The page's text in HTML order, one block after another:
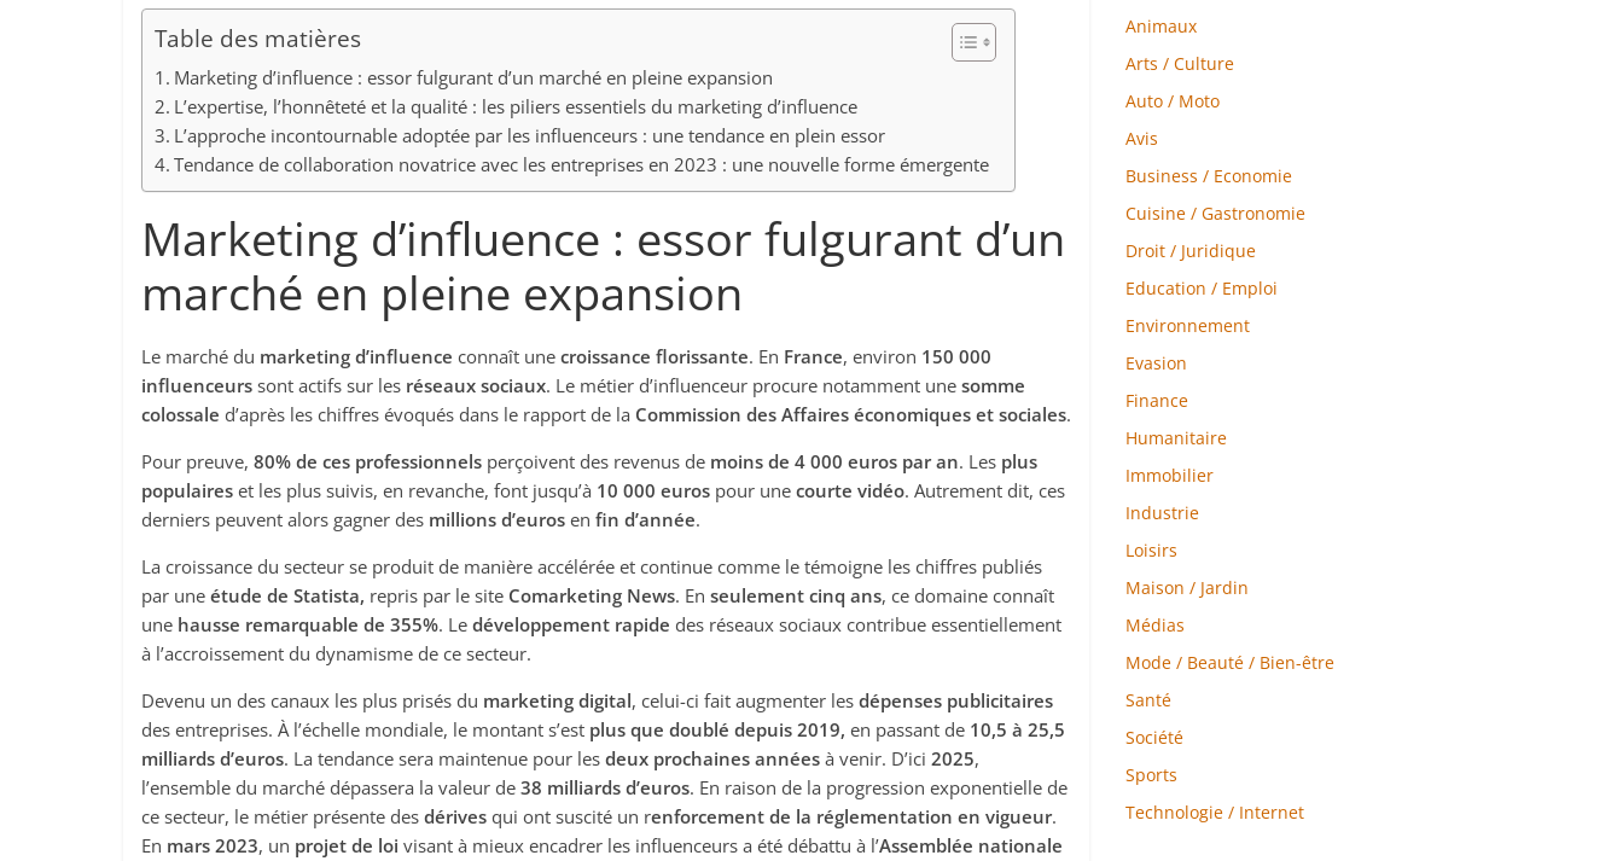
Table des matières
Marketing d’influence : essor fulgurant d’un marché en pleine expansion
L’expertise, l’honnêteté et la qualité : les piliers essentiels du marketing d’influence
L’approche incontournable adoptée par les influenceurs : une tendance en plein essor
Tendance de collaboration novatrice avec les entreprises en 2023 : une nouvelle forme émergente
Marketing d’influence : essor fulgurant d’un
marché en pleine expansion
Le marché du marketing d’influence connaît une croissance florissante. En France, environ 150 000
influenceurs sont actifs sur les réseaux sociaux. Le métier d’influenceur procure notamment une somme
colossale d’après les chiffres évoqués dans le rapport de la Commission des Affaires économiques et sociales.
Pour preuve, 80% de ces professionnels perçoivent des revenus de moins de 4 000 euros par an. Les plus
populaires et les plus suivis, en revanche, font jusqu’à 10 000 euros pour une courte vidéo. Autrement dit, ces
derniers peuvent alors gagner des millions d’euros en fin d’année.
La croissance du secteur se produit de manière accélérée et continue comme le témoigne les chiffres publiés
par une étude de Statista, repris par le site Comarketing News. En seulement cinq ans, ce domaine connaît
une hausse remarquable de 355%. Le développement rapide des réseaux sociaux contribue essentiellement
à l’accroissement du dynamisme de ce secteur.
Devenu un des canaux les plus prisés du marketing digital, celui-ci fait augmenter les dépenses publicitaires
des entreprises. À l’échelle mondiale, le montant s’est plus que doublé depuis 2019, en passant de 10,5 à 25,5
milliards d’euros. La tendance sera maintenue pour les deux prochaines années à venir. D’ici 2025,
l’ensemble du marché dépassera la valeur de 38 milliards d’euros. En raison de la progression exponentielle de
ce secteur, le métier présente des dérives qui ont suscité un renforcement de la réglementation en vigueur.
En mars 2023, un projet de loi visant à mieux encadrer les influenceurs a été débattu à l’Assemblée nationale
Animaux
Arts / Culture
Auto / Moto
Avis
Business / Economie
Cuisine / Gastronomie
Droit / Juridique
Education / Emploi
Environnement
Evasion
Finance
Humanitaire
Immobilier
Industrie
Loisirs
Maison / Jardin
Médias
Mode / Beauté / Bien-être
Santé
Société
Sports
Technologie / Internet